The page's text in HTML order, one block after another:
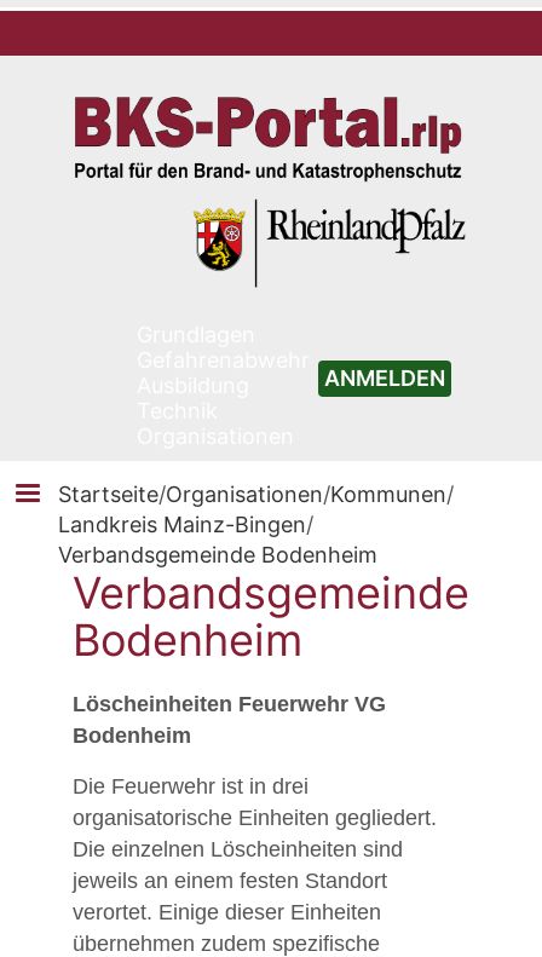
ANMELDEN
Startseite/Organisationen/Kommunen/
Landkreis Mainz-Bingen/
Verbandsgemeinde Bodenheim
Verbandsgemeinde
Bodenheim
Löscheinheiten Feuerwehr VG
Bodenheim
Die Feuerwehr ist in drei
organisatorische Einheiten gegliedert.
Die einzelnen Löscheinheiten sind
jeweils an einem festen Standort
verortet. Einige dieser Einheiten
übernehmen zudem spezifische